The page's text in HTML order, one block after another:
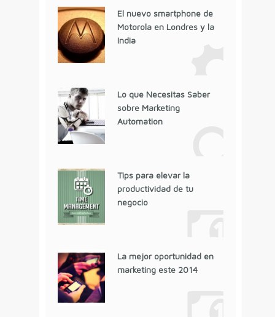
El nuevo smartphone de
Motorola en Londres y la
India
Lo que Necesitas Saber
sobre Marketing
Automation
Tips para elevar la
productividad de tu
negocio
La mejor oportunidad en
marketing este 2014